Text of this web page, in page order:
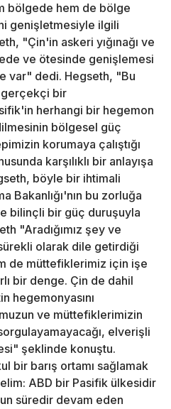
bölgede hem de bölge
genişletmesiyle ilgili
"Çin'in askeri yığınağı ve
ve ötesinde genişlemesi
var" dedi. Hegseth, "Bu
gerçekçi bir
herhangi bir hegemon
bölgesel güç
korumaya çalıştığı
karşılıklı bir anlayışa
böyle bir ihtimali
Bakanlığı'nın bu zorluğa
bilinçli bir güç duruşuyla
"Aradığımız şey ve
olarak dile getirdiği
de müttefiklerimiz için işe
bir denge. Çin de dahil
hegemonyasını
ve müttefiklerimizin
elverişli
şeklinde konuştu.
bir barış ortamı sağlamak
ABD bir Pasifik ülkesidir
süredir devam eden